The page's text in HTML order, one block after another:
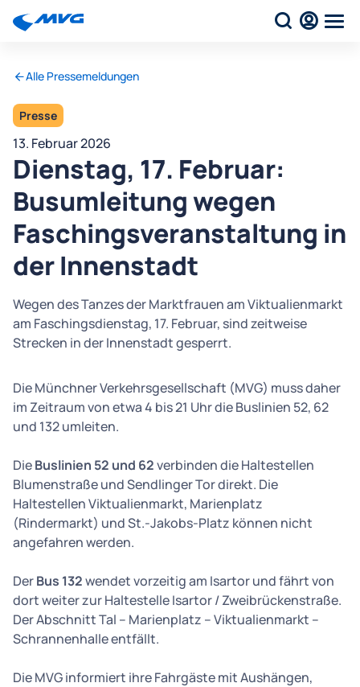
Alle Pressemeldungen
Presse
13. Februar 2026
Dienstag, 17. Februar:
Busumleitung wegen
Faschingsveranstaltung in
der Innenstadt
Wegen des Tanzes der Marktfrauen am Viktualienmarkt
am Faschingsdienstag, 17. Februar, sind zeitweise
Strecken in der Innenstadt gesperrt.
Die Münchner Verkehrsgesellschaft (MVG) muss daher
im Zeitraum von etwa 4 bis 21 Uhr die Buslinien 52, 62
und 132 umleiten.
DieBuslinien 52 und 62verbinden die Haltestellen
Blumenstraße und Sendlinger Tor direkt. Die
Haltestellen Viktualienmarkt, Marienplatz
(Rindermarkt) und St.-Jakobs-Platz können nicht
angefahren werden.
DerBus 132wendet vorzeitig am Isartor und fährt von
dort weiter zur Haltestelle Isartor / Zweibrückenstraße.
Der Abschnitt Tal – Marienplatz – Viktualienmarkt –
Schrannenhalle entfällt.
Die MVG informiert ihre Fahrgäste mit Aushängen,